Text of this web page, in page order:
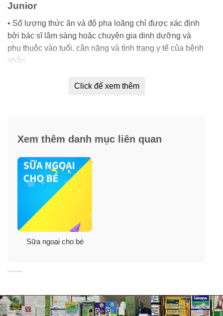
Junior
• Số lượng thức ăn và độ pha loãng chỉ được xác định
bởi bác sĩ lâm sàng hoặc chuyên gia dinh dưỡng và
phụ thuộc vào tuổi, cân nặng và tình trạng y tế của bệnh
nhân.
(trọng lượng muỗng khoảng 7,3g)
Neocate Junior Vanilla vào120mlnước ấm hoặc mát
• Tức cứ 1 muỗng bột sữa pha với 30ml nước.
• Luôn luôn làm theo hướng dẫn chuẩn bị như đã nêu
trên hộp.
• Lắc hoặc khuấy công thức ngay trước khi sử dụng.
• Thức ăn được chuẩn bị trước phải được làm lạnh,
bảo quản trong tủ lạnh và sử dụng trong vòng 24 giờ.
cần được pha với nước lạnh là tốt hơn hết. Nếu sử
dụng nước đun sôi, làm mát trước khi chuẩn bị thức ăn.
Click để xem thêm
Xem thêm danh mục liên quan
Sữa ngoại cho bé